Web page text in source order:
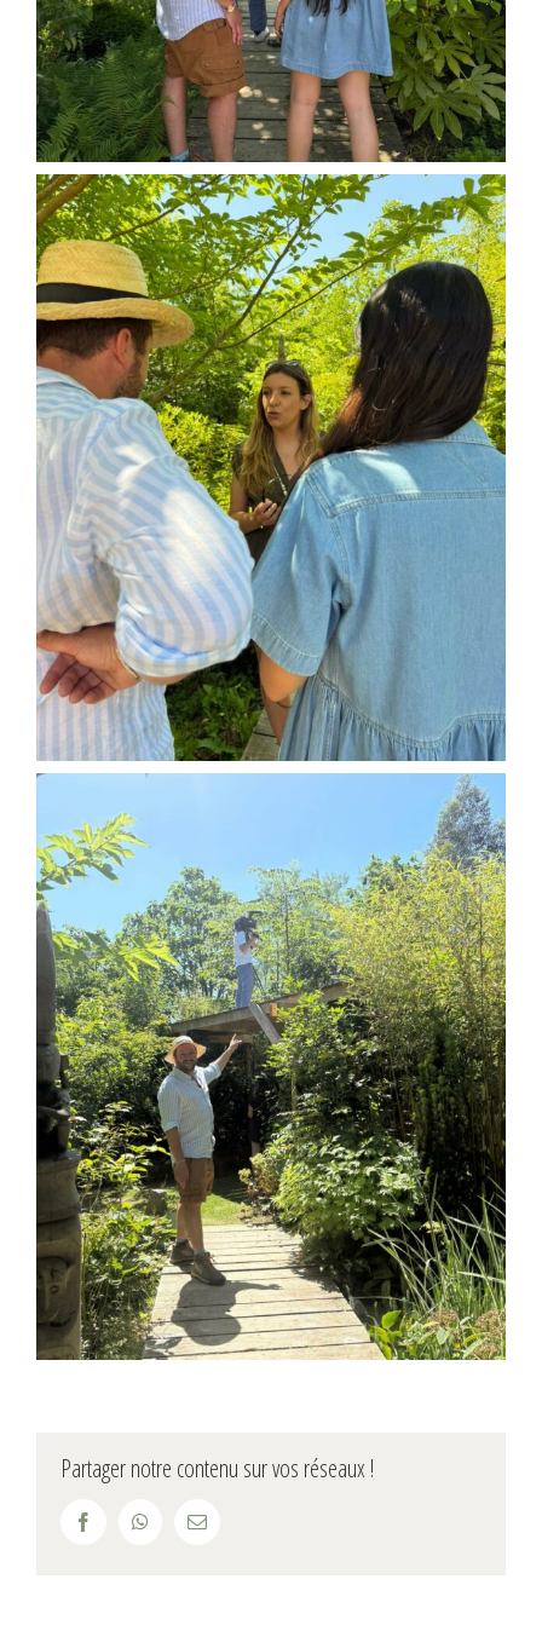
Partager notre contenu sur vos réseaux !
FacebookWhatsAppEmail